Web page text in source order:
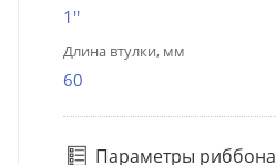
1''
Длина втулки, мм
60
Параметры риббона